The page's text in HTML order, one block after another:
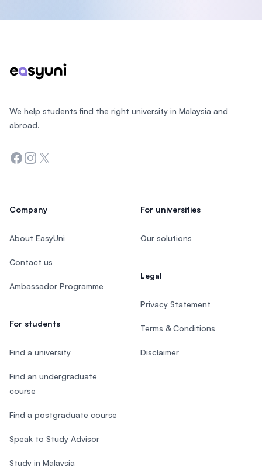
We help students find the right university in Malaysia and
abroad.
Facebook
Instagram
Twitter
Company
About EasyUni
Contact us
Ambassador Programme
For students
Find a university
Find an undergraduate
course
Find a postgraduate course
Speak to Study Advisor
Study in Malaysia
For universities
Our solutions
Legal
Privacy Statement
Terms & Conditions
Disclaimer